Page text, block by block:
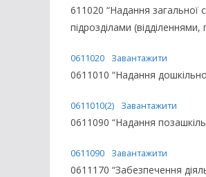
611020 “Надання загальної
підрозділами (відділеннями,
0611020 Завантажити
0611010 “Надання
0611010(2) Завантажити
0611090 “Надання
0611090 Завантажити
0611170 “Забезпечення